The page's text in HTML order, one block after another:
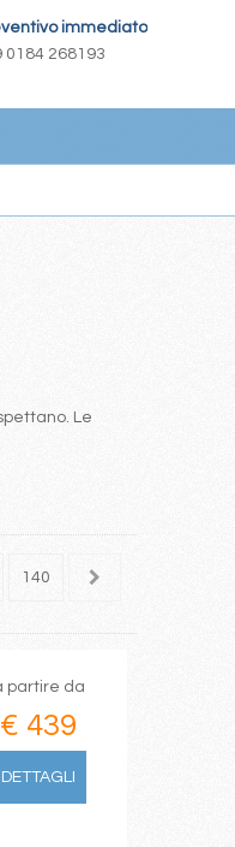
immediato
0184 268193
Le
140 141
partire da
€ 439
DETTAGLI